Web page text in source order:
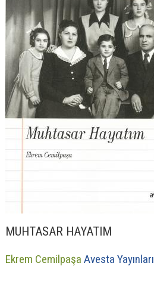
MUHTASAR HAYATIM
Ekrem Cemilpaşa Avesta Yayınları